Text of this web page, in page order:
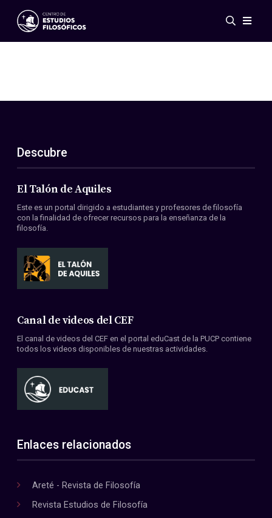
Eventos
ES
EN
Acerca de nosotros
Miembros
Convenios
Descubre
El Talón de Aquiles
Este es un portal dirigido a estudiantes y profesores de filosofía
con la finalidad de ofrecer recursos para la enseñanza de la
filosofía.
Canal de videos del CEF
El canal de videos del CEF en el portal eduCast de la PUCP contiene
todos los videos disponibles de nuestras actividades.
Enlaces relacionados
Areté - Revista de Filosofía
Revista Estudios de Filosofía